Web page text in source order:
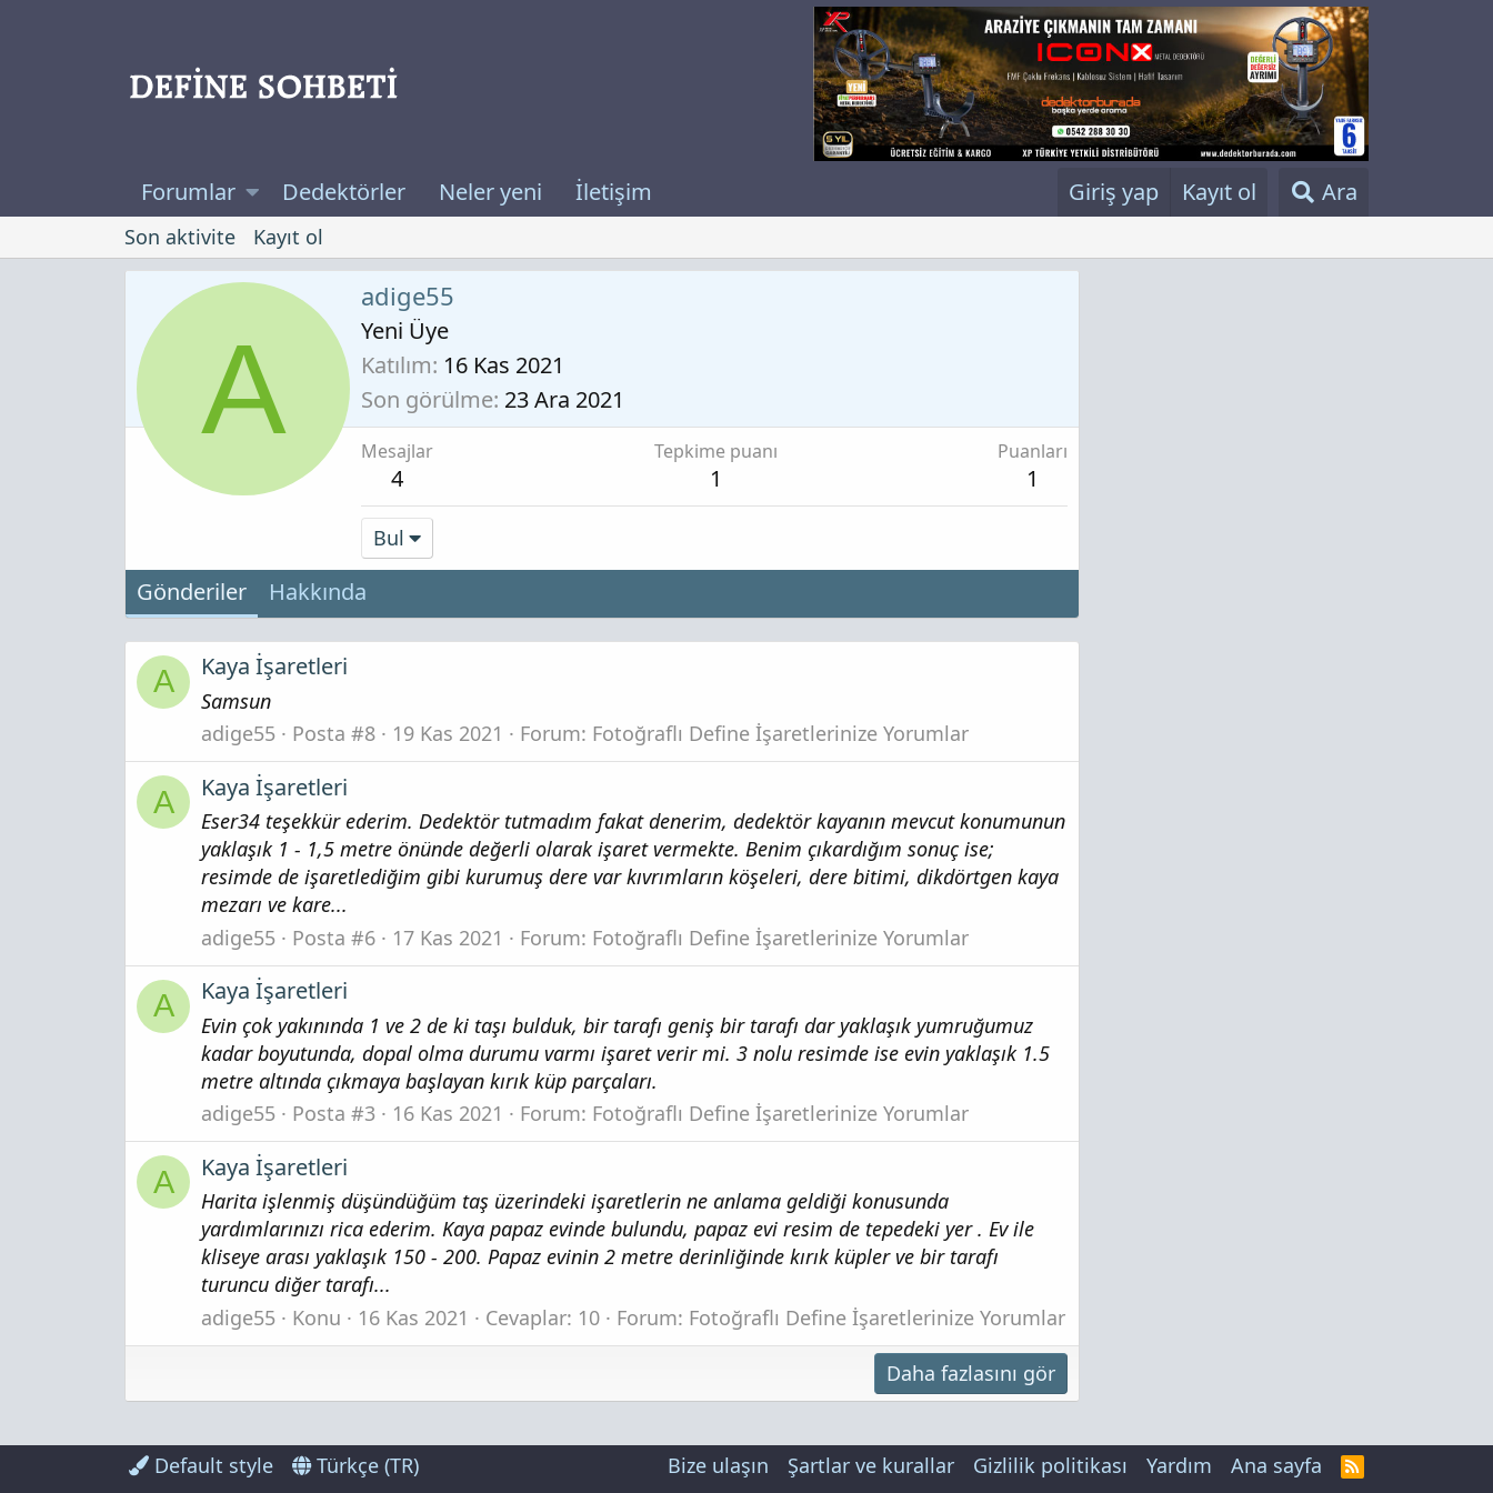
Forumlar Dedektörler Neler yeni İletişim Giriş yap Kayıt ol Ara
Son aktivite Kayıt ol
A
adige55
Yeni Üye
Katılım 16 Kas 2021
Son görülme 23 Ara 2021
Mesajlar
4
Tepkime puanı
1
Puanları
1
Bul
Gönderiler Hakkında
A Kaya İşaretleri
Samsun
adige55
Posta #8 19 Kas 2021 Forum: Fotoğraflı Define İşaretlerinize Yorumlar
A Kaya İşaretleri
Eser34 teşekkür ederim. Dedektör tutmadım fakat denerim, dedektör kayanın mevcut konumunun
yaklaşık 1 - 1,5 metre önünde değerli olarak işaret vermekte. Benim çıkardığım sonuç ise;
resimde de işaretlediğim gibi kurumuş dere var kıvrımların köşeleri, dere bitimi, dikdörtgen kaya
mezarı ve kare...
adige55
Posta #6 17 Kas 2021 Forum: Fotoğraflı Define İşaretlerinize Yorumlar
A Kaya İşaretleri
Evin çok yakınında 1 ve 2 de ki taşı bulduk, bir tarafı geniş bir tarafı dar yaklaşık yumruğumuz
kadar boyutunda, dopal olma durumu varmı işaret verir mi. 3 nolu resimde ise evin yaklaşık 1.5
metre altında çıkmaya başlayan kırık küp parçaları.
adige55
Posta #3 16 Kas 2021 Forum: Fotoğraflı Define İşaretlerinize Yorumlar
A Kaya İşaretleri
Harita işlenmiş düşündüğüm taş üzerindeki işaretlerin ne anlama geldiği konusunda
yardımlarınızı rica ederim. Kaya papaz evinde bulundu, papaz evi resim de tepedeki yer . Ev ile
kliseye arası yaklaşık 150 - 200. Papaz evinin 2 metre derinliğinde kırık küpler ve bir tarafı
turuncu diğer tarafı...
adige55
Konu 16 Kas 2021 Cevaplar: 10 Forum: Fotoğraflı Define İşaretlerinize Yorumlar
Daha fazlasını gör
Default style Türkçe (TR) Bize ulaşın Şartlar ve kurallar Gizlilik politikası Yardım Ana sayfa